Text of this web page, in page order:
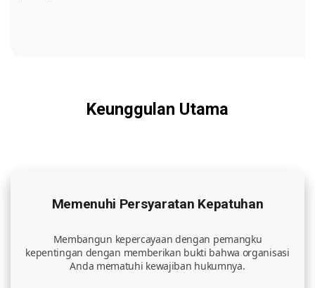
Keunggulan Utama
Memenuhi Persyaratan Kepatuhan
Membangun kepercayaan dengan pemangku
kepentingan dengan memberikan bukti bahwa organisasi
Anda mematuhi kewajiban hukumnya.